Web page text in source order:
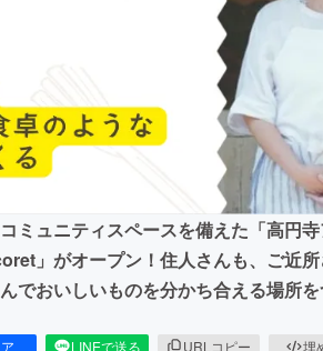
ミュニティスペースを備えた「高円
」がオープン！住人さんも、ご近
でおいしいものを分かち合える場所
LINEで送る URLコピー 埋